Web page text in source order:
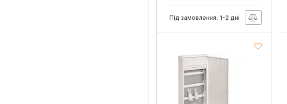
Під замовлення, 1-2 дні